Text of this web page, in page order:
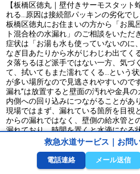
【板橋区徳丸｜壁付きサーモスタッ
れる…原因は接続部パッキンの劣化でし
板橋区徳丸にお住まいの方から「お風
ト混合栓の水漏れ」のご相談をいただ
症状は「お湯も水も使っていないのに
なぎ目あたりから水がじわじわ出てく
タ落ちるほど派手ではない一方、気づ
て、拭いてもまた濡れてくる…という
が多い場所なので見逃されやすいので
漏れ”は放置すると壁面の汚れや金具
内側への回り込みにつながることがあ
現場ではまず、漏れている箇所を目視
からの漏れではなく、壁側の給水管と
漏れており、時間を置くと水滴になる
部に入っているパッキンの劣化。パッ
水の繰り返し）や経年で硬化し、密着
いない時でも水圧に押されて少しずつ
す。今回は使用年数的にも「10年前後
救急水道サービス｜お問
電話連絡 メール送信